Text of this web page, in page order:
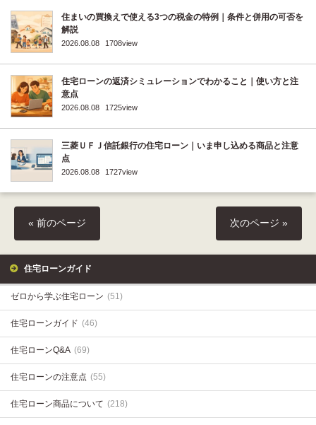
住まいの買換えで使える3つの税金の特例｜条件と併用の可否を
解説
2026.08.08 1708view
住宅ローンの返済シミュレーションでわかること｜使い方と注
意点
2026.08.08 1725view
三菱ＵＦＪ信託銀行の住宅ローン｜いま申し込める商品と注意
点
2026.08.08 1727view
« 前のページ 次のページ »
住宅ローンガイド
ゼロから学ぶ住宅ローン (51)
住宅ローンガイド (46)
住宅ローンQ&A (69)
住宅ローンの注意点 (55)
住宅ローン商品について (218)